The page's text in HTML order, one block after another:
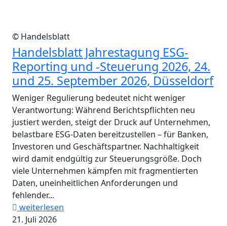
© Handelsblatt
Handelsblatt Jahrestagung ESG-
Reporting und -Steuerung 2026, 24.
und 25. September 2026, Düsseldorf
Weniger Regulierung bedeutet nicht weniger
Verantwortung: Während Berichtspflichten neu
justiert werden, steigt der Druck auf Unternehmen,
belastbare ESG-Daten bereitzustellen – für Banken,
Investoren und Geschäftspartner. Nachhaltigkeit
wird damit endgültig zur Steuerungsgröße. Doch
viele Unternehmen kämpfen mit fragmentierten
Daten, uneinheitlichen Anforderungen und
fehlender...
weiterlesen
21. Juli 2026